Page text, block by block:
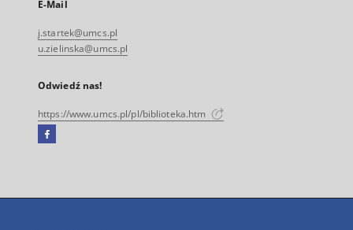
E-Mail
j.startek@umcs.pl
u.zielinska@umcs.pl
Odwiedź nas!
https://www.umcs.pl/pl/biblioteka.htm
Facebook
się